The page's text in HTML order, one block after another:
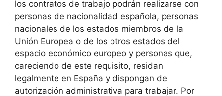
los contratos de trabajo podrán realizarse con
personas de nacionalidad española, personas
nacionales de los estados miembros de la
Unión Europea o de los otros estados del
espacio económico europeo y personas que,
careciendo de este requisito, residan
legalmente en España y dispongan de
autorización administrativa para trabajar. Por